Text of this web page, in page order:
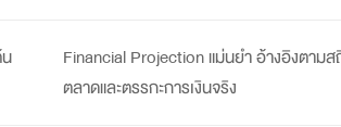
Financial Projection แม่นยำ อ้างอิงตาม
ตลาดและตรรกะการเงินจริง